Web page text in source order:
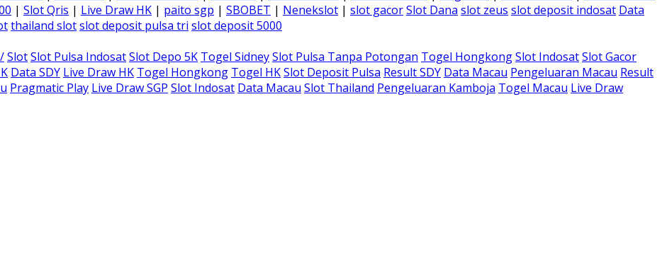
| Slot Qris | Live Draw HK | paito sgp | SBOBET | Nenekslot | slot gacorSlot Dana slot zeus slot deposit indosat Data
thailand slotslot deposit pulsa tri slot deposit 5000
SlotSlot Pulsa IndosatSlot Depo 5K Togel SidneySlot Pulsa Tanpa Potongan Togel HongkongSlot IndosatSlot Gacor
Data SDY Live Draw HK Togel Hongkong Togel HKSlot Deposit Pulsa Result SDY Data Macau Pengeluaran Macau Result
Pragmatic Play Live Draw SGP Slot Indosat Data Macau Slot Thailand Pengeluaran Kamboja Togel Macau Live Draw